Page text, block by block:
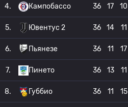
4. Кампобассо 36 17 10
5. Ювентус 2 36 14 11
6. Пьянезе 36 11 17
7. Пинето 36 13 11
8. Губбио 36 11 15